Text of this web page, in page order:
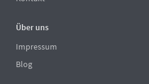
Über uns
Impressum
Blog